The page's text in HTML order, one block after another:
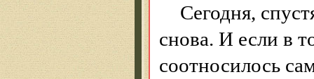
Сегодня,
снова. И если в
соотносилось